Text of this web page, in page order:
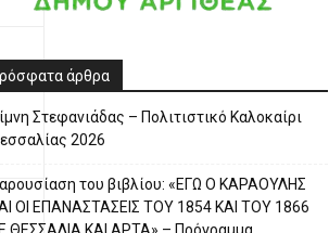
άρθρα
Στεφανιάδας – Πολιτιστικό Καλοκαίρι
2026
του βιβλίου: «ΕΓΩ Ο ΚΑΡΑΟΥΛΗΣ
ΟΙ ΕΠΑΝΑΣΤΑΣΕΙΣ ΤΟΥ 1854 ΚΑΙ ΤΟΥ 1866